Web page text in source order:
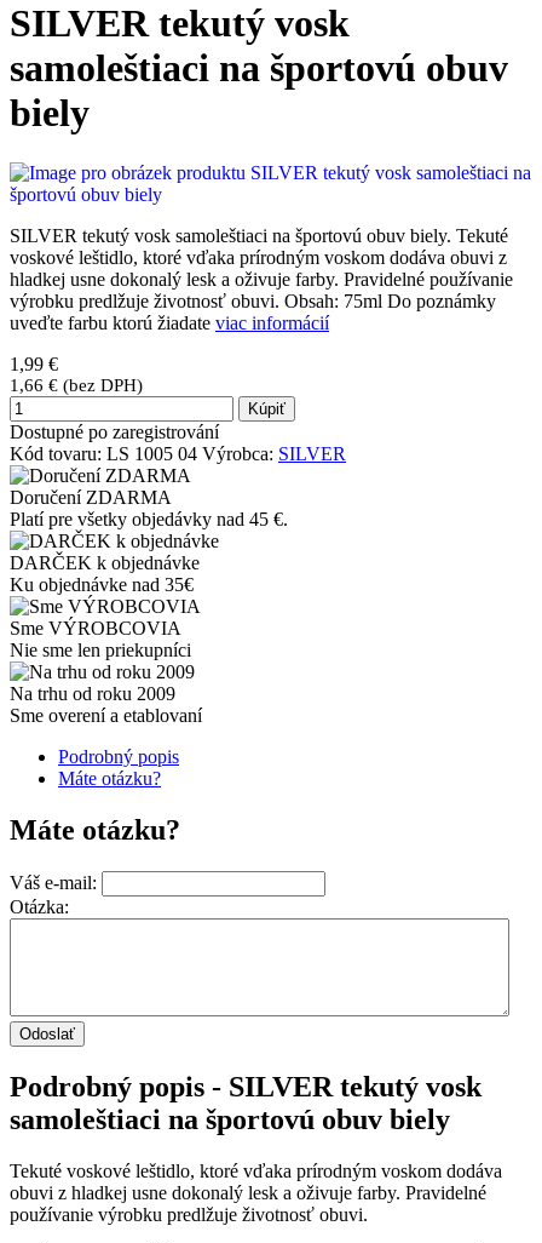
SILVER tekutý vosk
samoleštiaci na športovú obuv
biely
SILVER tekutý vosk samoleštiaci na športovú obuv biely. Tekuté
voskové leštidlo, ktoré vďaka prírodným voskom dodáva obuvi z
hladkej usne dokonalý lesk a oživuje farby. Pravidelné používanie
výrobku predlžuje životnosť obuvi. Obsah: 75ml Do poznámky
uveďte farbu ktorú žiadate viac informácií
1,99 €
1,66 € (bez DPH)
Kúpiť
Dostupné po zaregistrování
Kód tovaru: LS 1005 04 Výrobca: SILVER
Doručení ZDARMA
Platí pre všetky objedávky nad 45 €.
DARČEK k objednávke
Ku objednávke nad 35€
Sme VÝROBCOVIA
Nie sme len priekupníci
Na trhu od roku 2009
Sme overení a etablovaní
Podrobný popis
Máte otázku?
Máte otázku?
Váš e-mail:
Otázka:
Podrobný popis - SILVER tekutý vosk
samoleštiaci na športovú obuv biely
Tekuté voskové leštidlo, ktoré vďaka prírodným voskom dodáva
obuvi z hladkej usne dokonalý lesk a oživuje farby. Pravidelné
používanie výrobku predlžuje životnosť obuvi.